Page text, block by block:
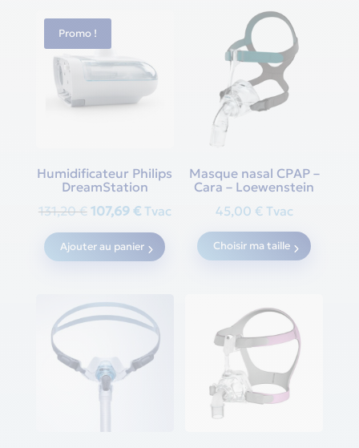
Promo !
Humidificateur Philips
DreamStation
131,20€ Original
price
was:
107,69 €Current
price
is:
Tvac
Ajouter au panier
Masque nasal CPAP –
Cara – Loewenstein
45,00 € Tvac
Choisir ma taille